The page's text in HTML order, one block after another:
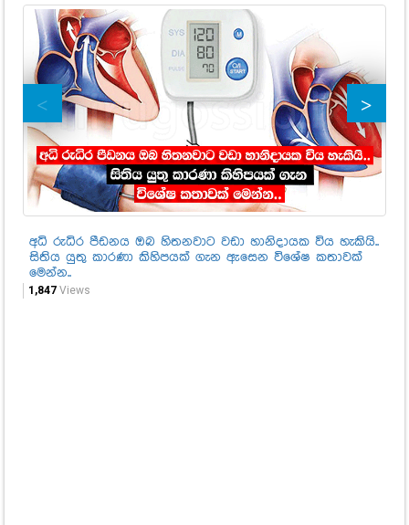
අධි රුධිර පීඩනය ඔබ හිතනවාට වඩා හානිදායක විය හැකියි..
සිතිය යුතු කාරණා කිහිපයක් ගැන ඇසෙන විශේෂ කතාවක්
මෙන්න..
1,847 Views